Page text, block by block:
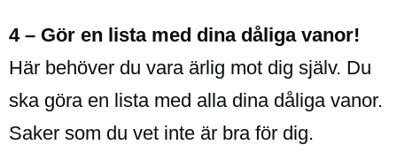
4 – Gör en lista med dina dåliga vanor!
Här behöver du vara ärlig mot dig själv. Du
ska göra en lista med alla dina dåliga vanor.
Saker som du vet inte är bra för dig.